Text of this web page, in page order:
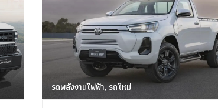
รถพลังงานไฟฟ้า, รถใหม่